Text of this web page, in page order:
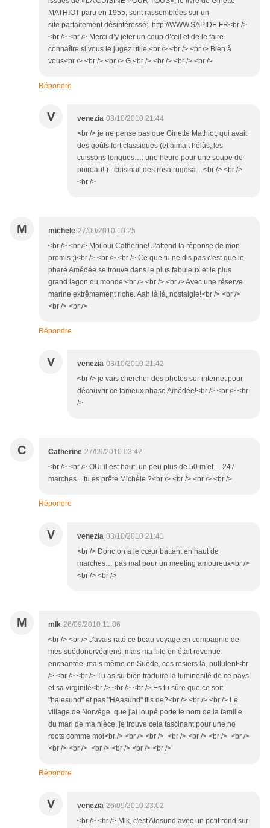
MATHIOT paru en 1955, sont rassemblées sur un
site parfaitement désintéressé: http://WWW.SAPIDE.FR<br />
<br /> <br /> Merci d’y jeter un coup d’œil et de le faire
connaître si vous le jugez utile.<br /> <br /> <br /> Bien à
vous<br /> <br /> <br /> G.<br /> <br /> <br /> <br />
Répondre
V venezia 03/10/2010 21:44
<br /> je ne pense pas que Ginette Mathiot, qui avait
des goûts fort classiques (et aimait hélàs, les
cuissons longues…: une heure pour une soupe de
poireau! ) , cuisinait des rosa rugosa…<br /> <br />
<br />
M michele 27/09/2010 10:25
<br /> <br /> Moi oui Catherine! J'attend la réponse de mon
promis ;)<br /> <br /> <br /> Ce que tu ne dis pas c'est que le
phare Amédée se trouve dans le plus fabuleux et le plus
grand lagon du monde!<br /> <br /> <br /> Avec une réserve
marine extrêmement riche. Aah là là, nostalgie!<br /> <br />
<br /> <br />
Répondre
V venezia 03/10/2010 21:42
<br /> je vais chercher des photos sur internet pour
découvrir ce fameux phase Amédée!<br /> <br /> <br
/>
C Catherine 27/09/2010 03:42
<br /> <br /> OUi il est haut, un peu plus de 50 m et.... 247
marches... tu es prête Michèle ?<br /> <br /> <br /> <br />
Répondre
V venezia 03/10/2010 21:41
<br /> Donc on a le cœur battant en haut de
marches… pas mal pour un meeting amoureux<br />
<br /> <br />
M mlk 26/09/2010 11:06
<br /> <br /> J'avais raté ce beau voyage en compagnie de
mes suédonorvégiens, mais ma fille en était revenue
enchantée, mais même en Suède, ces rosiers là, pullulent<br
/> <br /> <br /> Tu as su bien traduire la luminosité de ce pays
et sa virginité<br /> <br /> <br /> Es tu sûre que ce soit
"halesund" et pas "HÄasund" fils de?<br /> <br /> <br /> Le
village de Norvège que j'ai loupé porte le nom de la famille
du mari de ma nièce, je trouve cela fascinant pour une no
roots comme moi<br /> <br /> <br /> <br /> <br /> <br /> <br />
<br /> <br /> <br /> <br /> <br /> <br />
Répondre
V venezia 26/09/2010 23:02
<br /> <br /> Mlk, c'est Alesund avec un petit rond sur